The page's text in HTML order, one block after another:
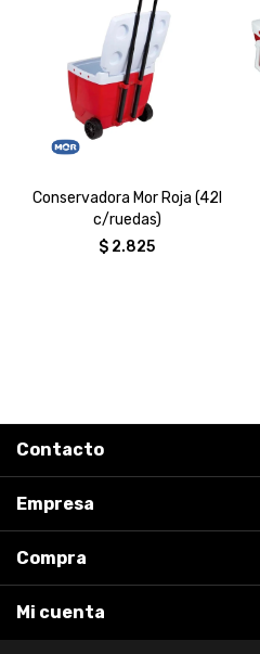
Conservadora Mor Roja (42l
c/ruedas)
$ 2.825
Contacto
Empresa
Compra
Mi cuenta